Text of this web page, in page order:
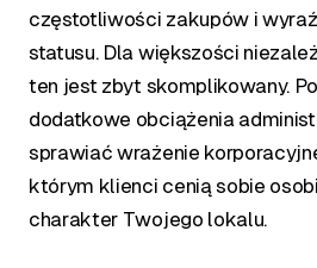
częstotliwości zakupów i
statusu. Dla większości
ten jest zbyt skomplikowany.
dodatkowe obciążenia
sprawiać wrażenie
którym klienci cenią sobie
charakter Twojego lokalu.